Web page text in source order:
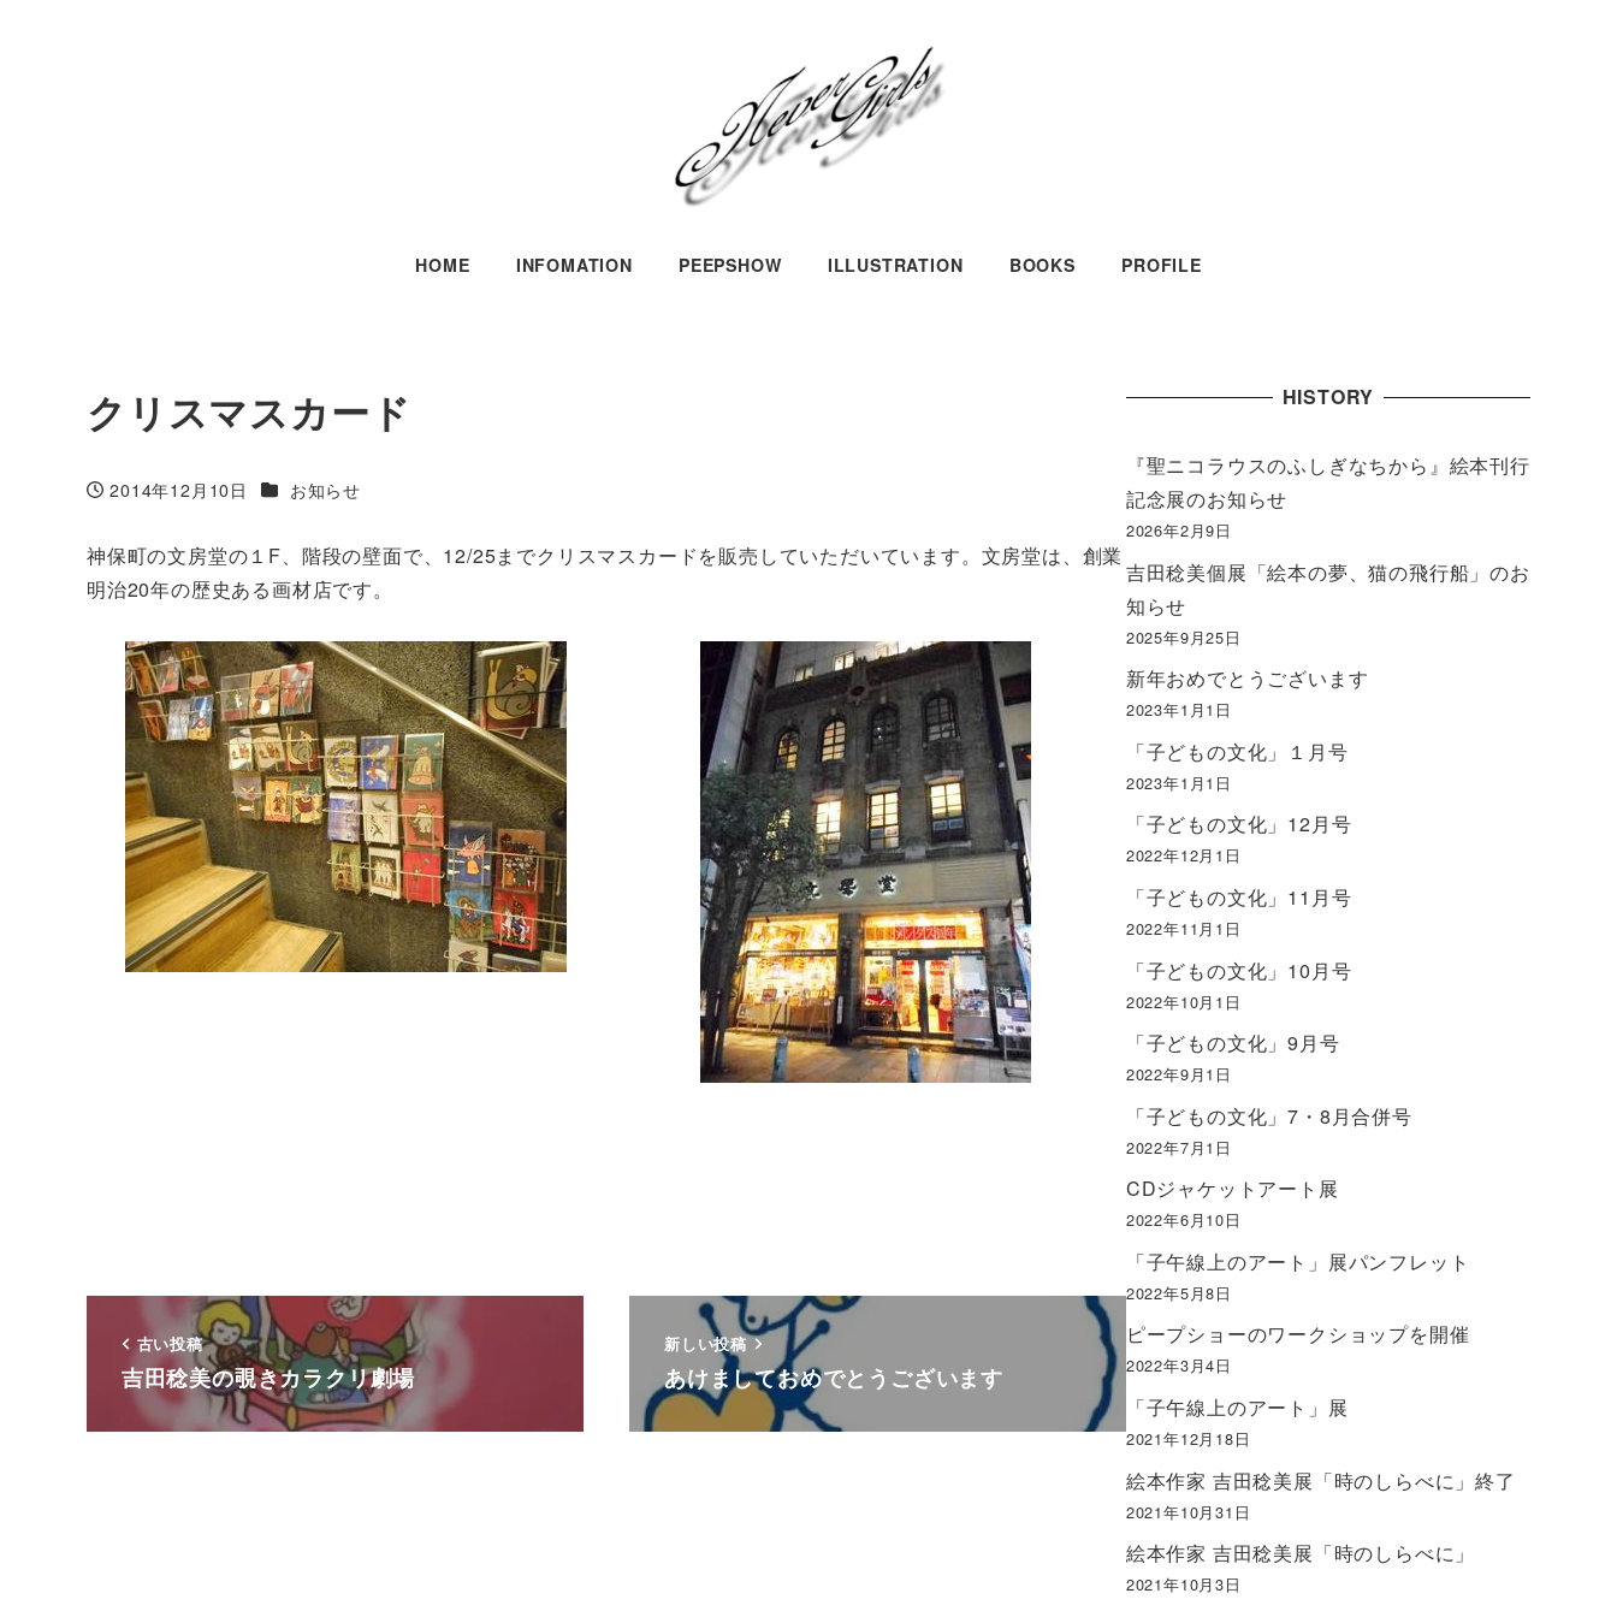
HOME INFOMATION PEEPSHOW ILLUSTRATION BOOKS PROFILE
クリスマスカード
投稿日
2014年12月10日 カテゴリー
お知らせ
神保町の文房堂の１F、階段の壁面で、12/25までクリスマスカードを販売していただいています。文房堂は、創業
明治20年の歴史ある画材店です。
古い投稿
吉田稔美の覗きカラクリ劇場
新しい投稿
あけましておめでとうございます
HISTORY
『聖ニコラウスのふしぎなちから』絵本刊行
記念展のお知らせ
2026年2月9日
吉田稔美個展「絵本の夢、猫の飛行船」のお
知らせ
2025年9月25日
新年おめでとうございます
2023年1月1日
「子どもの文化」１月号
2023年1月1日
「子どもの文化」12月号
2022年12月1日
「子どもの文化」11月号
2022年11月1日
「子どもの文化」10月号
2022年10月1日
「子どもの文化」9月号
2022年9月1日
「子どもの文化」7・8月合併号
2022年7月1日
CDジャケットアート展
2022年6月10日
「子午線上のアート」展パンフレット
2022年5月8日
ピープショーのワークショップを開催
2022年3月4日
「子午線上のアート」展
2021年12月18日
絵本作家 吉田稔美展「時のしらべに」終了
2021年10月31日
絵本作家 吉田稔美展「時のしらべに」
2021年10月3日